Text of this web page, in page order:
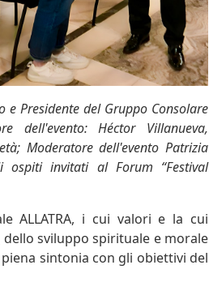
e Presidente del Gruppo Consolare
dell'evento: Héctor Villanueva,
Moderatore dell'evento Patrizia
ospiti invitati al Forum “Festival
ALLATRA, i cui valori e la cui
sviluppo spirituale e morale
sintonia con gli obiettivi del